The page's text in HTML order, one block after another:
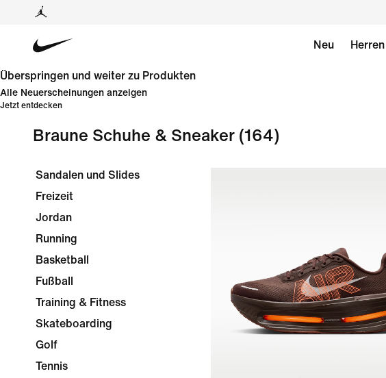
Neu Herren
Überspringen und weiter zu Produkten
Alle Neuerscheinungen anzeigen
Jetzt entdecken
Braune Schuhe & Sneaker(164)
Sandalen und Slides
Freizeit
Jordan
Running
Basketball
Fußball
Training & Fitness
Skateboarding
Golf
Tennis